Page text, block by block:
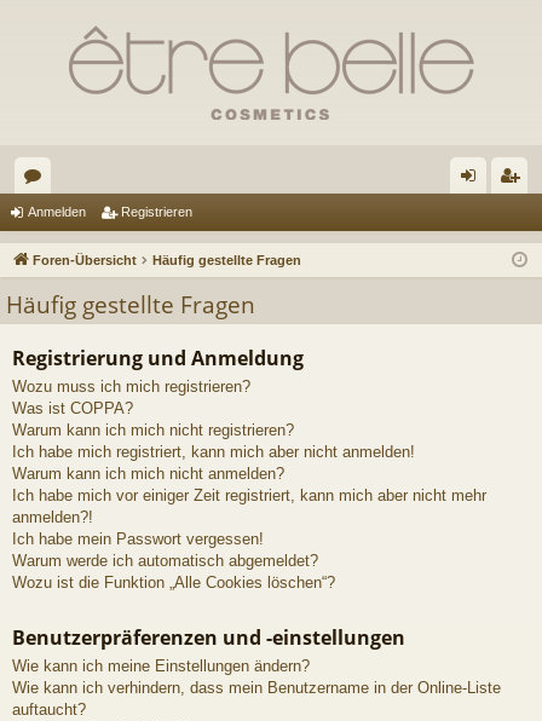
or
en m
de
ist
re
Anmelden Registrieren
Foren-Übersicht Häufig gestellte Fragen
Häufig gestellte Fragen
Registrierung und Anmeldung
Wozu muss ich mich registrieren?
Was ist COPPA?
Warum kann ich mich nicht registrieren?
Ich habe mich registriert, kann mich aber nicht anmelden!
Warum kann ich mich nicht anmelden?
Ich habe mich vor einiger Zeit registriert, kann mich aber nicht mehr
anmelden?!
Ich habe mein Passwort vergessen!
Warum werde ich automatisch abgemeldet?
Wozu ist die Funktion „Alle Cookies löschen“?
Benutzerpräferenzen und -einstellungen
Wie kann ich meine Einstellungen ändern?
Wie kann ich verhindern, dass mein Benutzername in der Online-Liste
auftaucht?